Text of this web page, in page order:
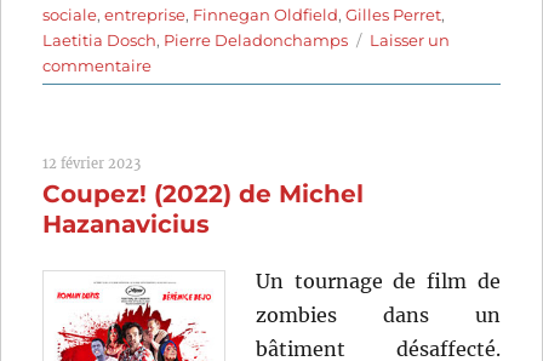
sociale,entreprise, Finnegan Oldfield,Gilles Perret,
Laetitia Dosch, Pierre Deladonchamps
Laisser un
commentairesur
Reprise
de
Gilles
12 février 2023
Coupez! (2022) de Michel
Hazanavicius
Un tournage de film de
zombies dans un
bâtiment désaffecté.